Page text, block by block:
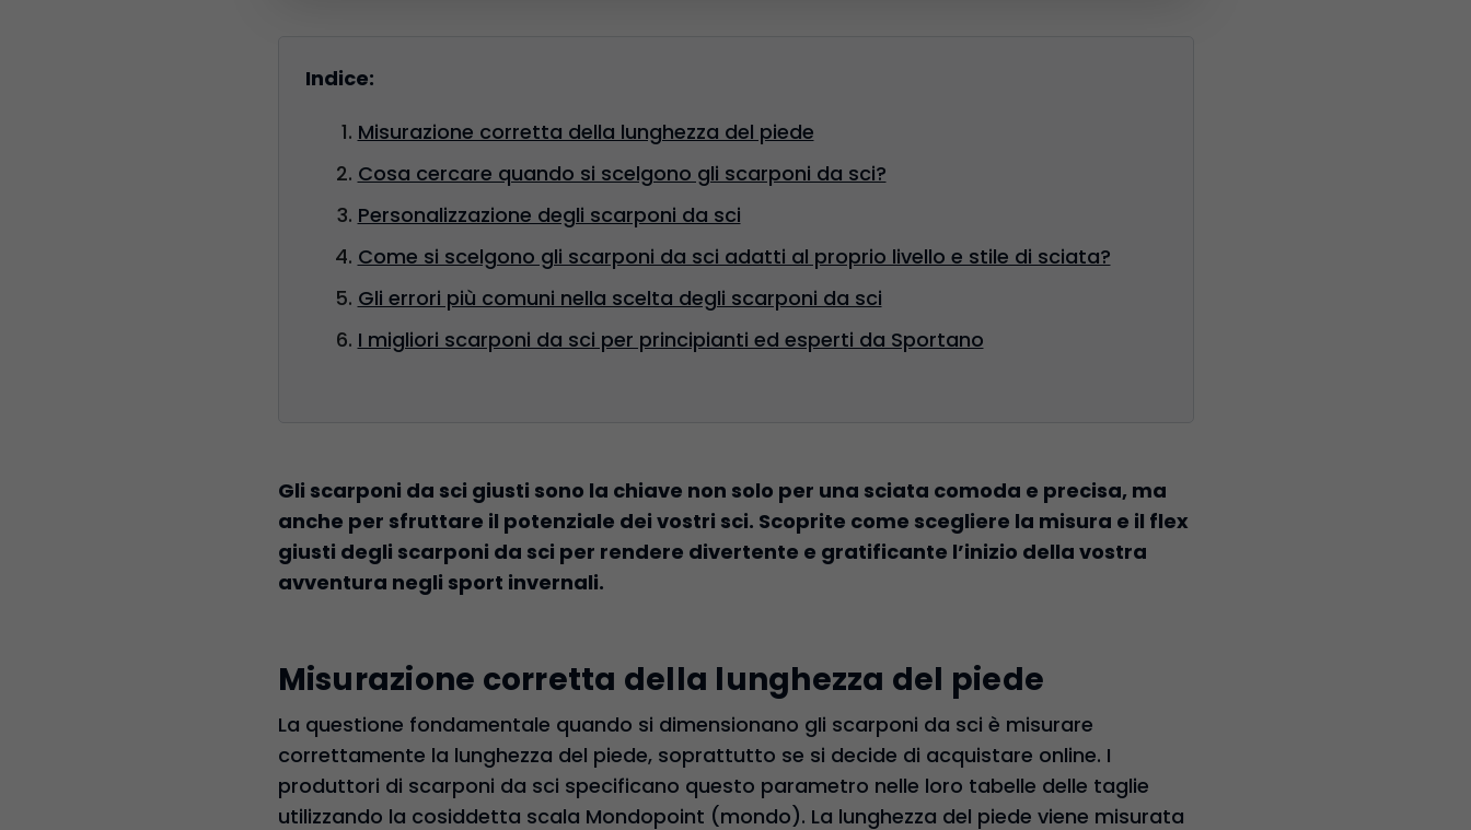
Indice:
Misurazione corretta della lunghezza del piede
Cosa cercare quando si scelgono gli scarponi da sci?
Personalizzazione degli scarponi da sci
Come si scelgono gli scarponi da sci adatti al proprio livello e stile di sciata?
Gli errori più comuni nella scelta degli scarponi da sci
I migliori scarponi da sci per principianti ed esperti da Sportano
Gli scarponi da sci giusti sono la chiave non solo per una sciata comoda e precisa, ma
anche per sfruttare il potenziale dei vostri sci. Scoprite come scegliere la misura e il flex
giusti degli scarponi da sci per rendere divertente e gratificante l’inizio della vostra
avventura negli sport invernali.
Misurazione corretta della lunghezza del piede
La questione fondamentale quando si dimensionano gli scarponi da sci è misurare
correttamente la lunghezza del piede, soprattutto se si decide di acquistare online. I
produttori di scarponi da sci specificano questo parametro nelle loro tabelle delle taglie
utilizzando la cosiddetta scala Mondopoint (mondo). La lunghezza del piede viene misurata